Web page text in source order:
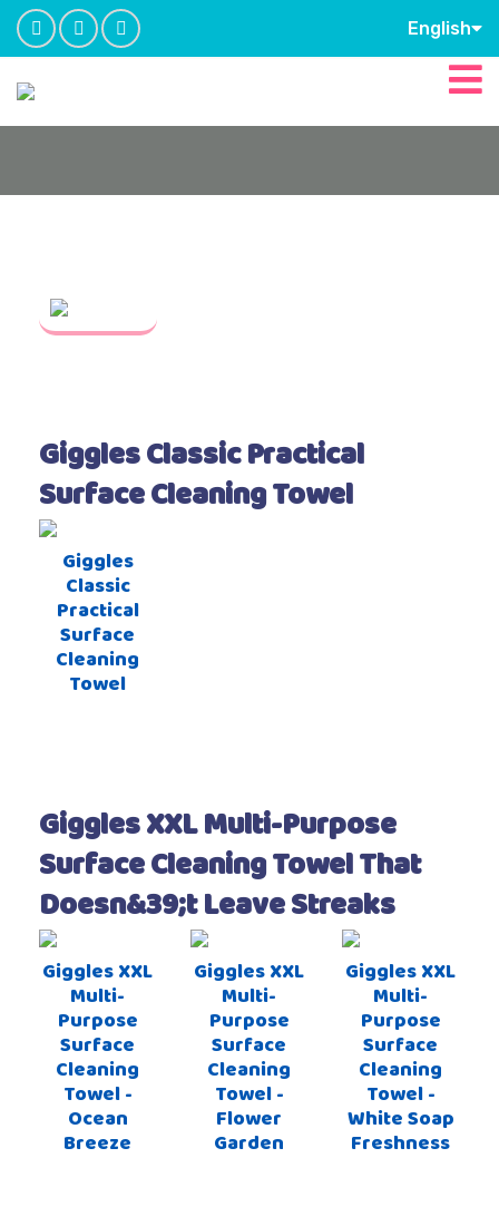
English
Giggles Classic Practical
Surface Cleaning Towel
Giggles
Classic
Practical
Surface
Cleaning
Towel
Giggles XXL Multi-Purpose
Surface Cleaning Towel That
Doesn&39;t Leave Streaks
Giggles XXL
Multi-
Purpose
Surface
Cleaning
Towel -
Ocean
Breeze
Giggles XXL
Multi-
Purpose
Surface
Cleaning
Towel -
Flower
Garden
Giggles XXL
Multi-
Purpose
Surface
Cleaning
Towel -
White Soap
Freshness